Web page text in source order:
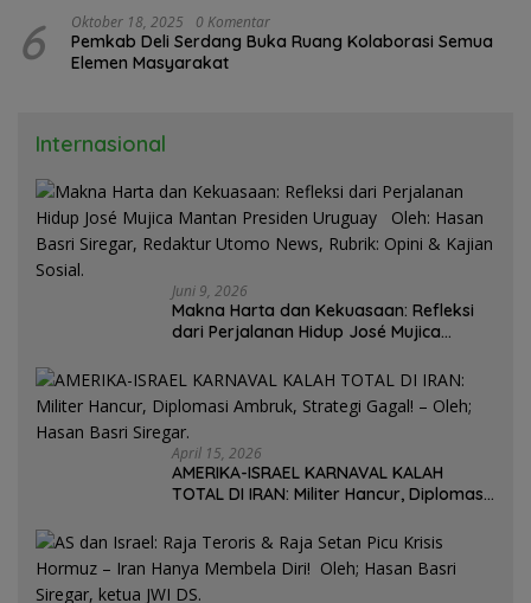
6 Oktober 18, 2025 0 Komentar
Pemkab Deli Serdang Buka Ruang Kolaborasi Semua
Elemen Masyarakat
Internasional
Juni 9, 2026
Makna Harta dan Kekuasaan: Refleksi
dari Perjalanan Hidup José Mujica
Basri Siregar, Redaktur Utomo News,
Rubrik: Opini & Kajian Sosial.
April 15, 2026
AMERIKA-ISRAEL KARNAVAL KALAH
TOTAL DI IRAN: Militer Hancur, Diplomasi
Basri Siregar.